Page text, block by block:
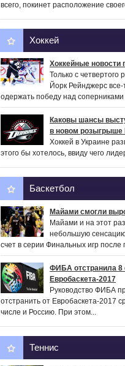
всего, покинет расположение
Хоккей
Хоккейные новости
Только с
Йорк Рейнджерс все-
одержать победу над
Каковы шансы
в новом розыгрыше
Хоккей в Украине
этого бы хотелось, ввиду чего
Баскетбол
Майами смогли
Майами и на этот
небольшую
счет в серии Финальных игр после
ФИБА отстранила 8
Евробаскета-2017
Руководство ФИБА
отстранить от Евробаскета-2017
числе и Россию. При этом...
Теннис